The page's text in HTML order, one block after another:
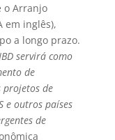
o Arranjo
em inglês),
a longo prazo.
servirá como
de
projetos de
e outros países
de